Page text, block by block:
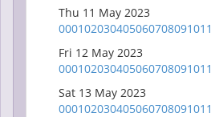
Thu 11 May 2023
000102030405060708091011
Fri 12 May 2023
000102030405060708091011
Sat 13 May 2023
000102030405060708091011